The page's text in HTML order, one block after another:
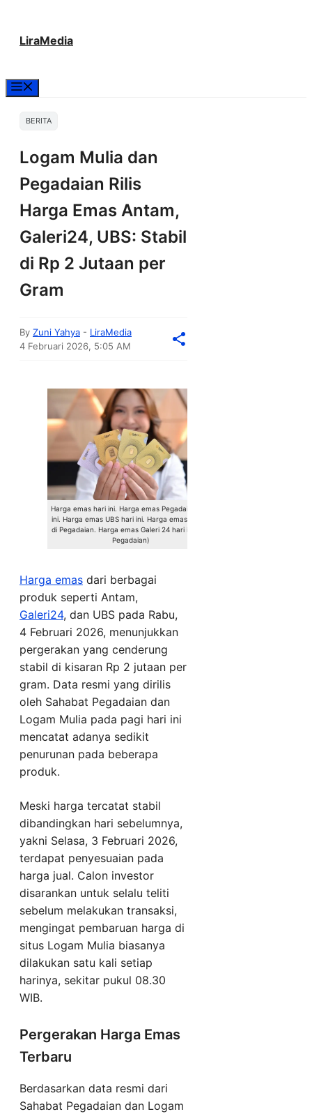
LiraMedia
BERITA
Logam Mulia dan
Pegadaian Rilis
Harga Emas Antam,
Galeri24, UBS: Stabil
di Rp 2 Jutaan per
Gram
By Zuni Yahya - LiraMedia
4 Februari 2026, 5:05 AM
Harga emas hari ini. Harga emas Pegadaian hari
ini. Harga emas UBS hari ini. Harga emas hari ini
di Pegadaian. Harga emas Galeri 24 hari ini.(Dok
Pegadaian)
Harga emas dari berbagai
produk seperti Antam,
Galeri24, dan UBS pada Rabu,
4 Februari 2026, menunjukkan
pergerakan yang cenderung
stabil di kisaran Rp 2 jutaan per
gram. Data resmi yang dirilis
oleh Sahabat Pegadaian dan
Logam Mulia pada pagi hari ini
mencatat adanya sedikit
penurunan pada beberapa
produk.
Meski harga tercatat stabil
dibandingkan hari sebelumnya,
yakni Selasa, 3 Februari 2026,
terdapat penyesuaian pada
harga jual. Calon investor
disarankan untuk selalu teliti
sebelum melakukan transaksi,
mengingat pembaruan harga di
situs Logam Mulia biasanya
dilakukan satu kali setiap
harinya, sekitar pukul 08.30
WIB.
Pergerakan Harga Emas
Terbaru
Berdasarkan data resmi dari
Sahabat Pegadaian dan Logam